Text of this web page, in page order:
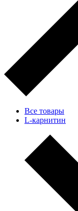
Все товары
L-карнитин